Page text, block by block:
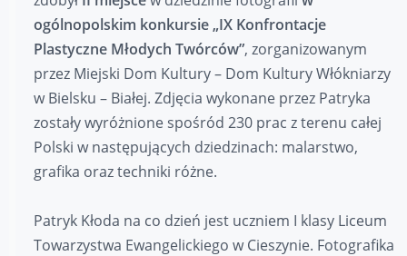
ogólnopolskim konkursie „IX Konfrontacje
Plastyczne Młodych Twórców”, zorganizowanym
przez Miejski Dom Kultury – Dom Kultury Włókniarzy
w Bielsku – Białej. Zdjęcia wykonane przez Patryka
zostały wyróżnione spośród 230 prac z terenu całej
Polski w następujących dziedzinach: malarstwo,
grafika oraz techniki różne.
Patryk Kłoda na co dzień jest uczniem I klasy Liceum
Towarzystwa Ewangelickiego w Cieszynie. Fotografika